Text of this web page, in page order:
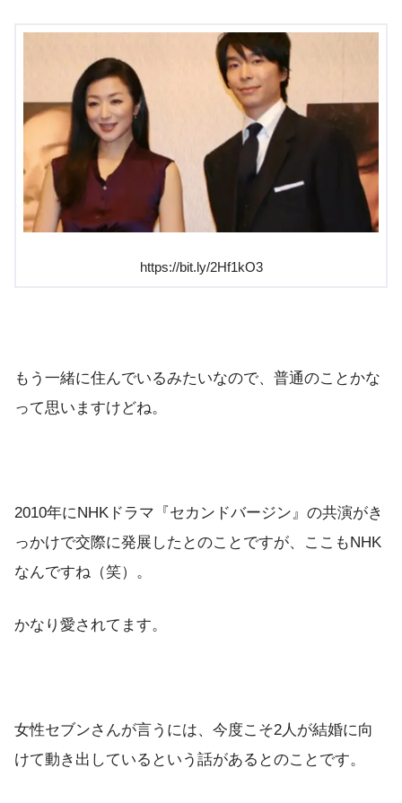
https://bit.ly/2Hf1kO3
もう一緒に住んでいるみたいなので、普通のことかな
って思いますけどね。
2010年にNHKドラマ『セカンドバージン』の共演がき
っかけで交際に発展したとのことですが、ここもNHK
なんですね（笑）。
かなり愛されてます。
女性セブンさんが言うには、今度こそ2人が結婚に向
けて動き出しているという話があるとのことです。